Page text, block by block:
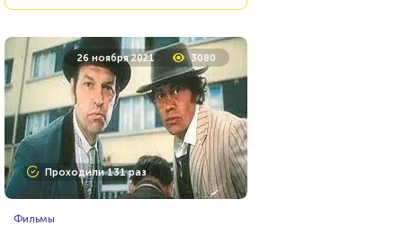
26 ноября 2021 3080
Проходили 131 раз
Фильмы